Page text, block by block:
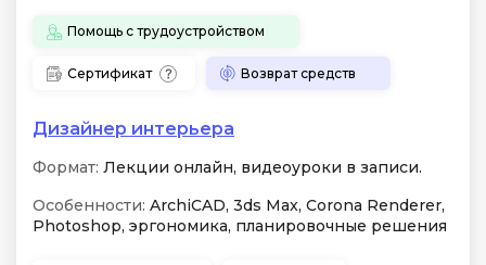
Помощь с трудоустройством
Сертификат Возврат средств
Дизайнер интерьера
Формат: Лекции онлайн, видеоуроки в записи.
Особенности: ArchiCAD, 3ds Max, Corona Renderer,
Photoshop, эргономика, планировочные решения